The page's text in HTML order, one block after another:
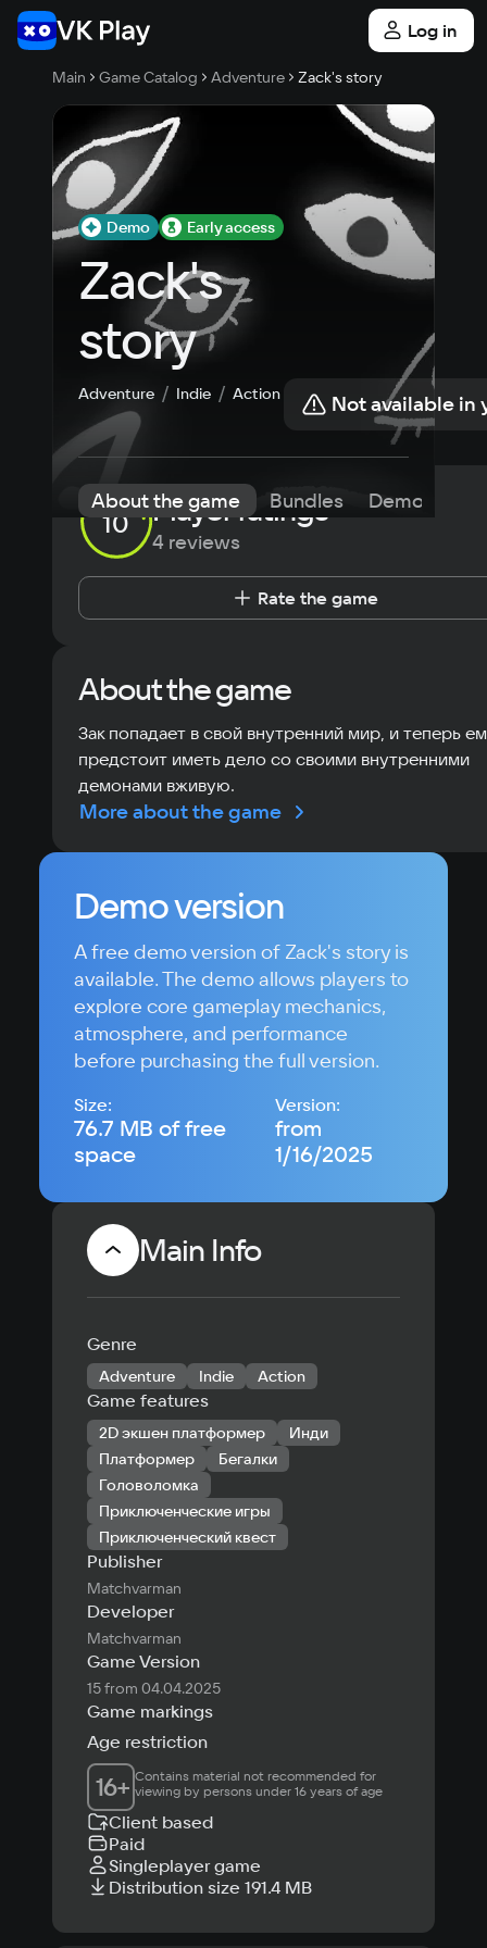
Log in
Main Game Catalog Adventure Zack's story
Demo Early access
Zack's
story
Adventure Indie Action Not available in
About the game Bundles Demo
10 Player ratings
4 reviews
Rate the game
About the game
Зак попадает в свой внутренний мир, и теперь
предстоит иметь дело со своими внутренними
демонами вживую.
More about the game
Demo version
A free demo version of Zack's story is
available. The demo allows players to
explore core gameplay mechanics,
atmosphere, and performance
before purchasing the full version.
Size:
76.7 MB of free
space
Version:
from
1/16/2025
Main Info
Genre
Adventure Indie Action
Game features
2D экшен платформер
Инди
Платформер
Бегалки
Головоломка
Приключенческие игры
Приключенческий квест
Publisher
Matchvarman
Developer
Matchvarman
Game Version
15 from 04.04.2025
Game markings
Age restriction
16+ Contains material not recommended for
viewing by persons under 16 years of age
Client based
Paid
Singleplayer game
Distribution size 191.4 MB